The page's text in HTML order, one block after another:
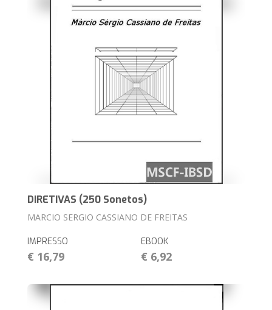
DIRETIVAS (250 Sonetos)
MARCIO SERGIO CASSIANO DE FREITAS
IMPRESSO
€ 16,79
EBOOK
€ 6,92